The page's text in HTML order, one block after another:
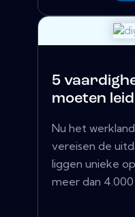
5
moeten
Nu het
vereisen de
liggen unieke
meer dan